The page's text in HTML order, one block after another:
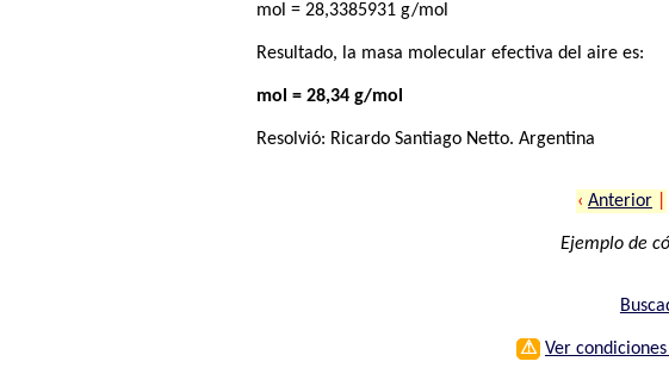
mol = 28,3385931 g/mol
Resultado, la masa molecular efectiva del aire es:
mol = 28,34 g/mol
Resolvió: Ricardo Santiago Netto. Argentina
‹ Anterior
Ejemplo de
⚠ Ver